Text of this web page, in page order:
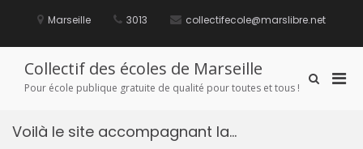
Marseille 3013 collectifecole@marslibre.net
Collectif des écoles de Marseille
Pour école publique gratuite de qualité pour toutes et tous !
Afficher
Voilà le site accompagnant la…